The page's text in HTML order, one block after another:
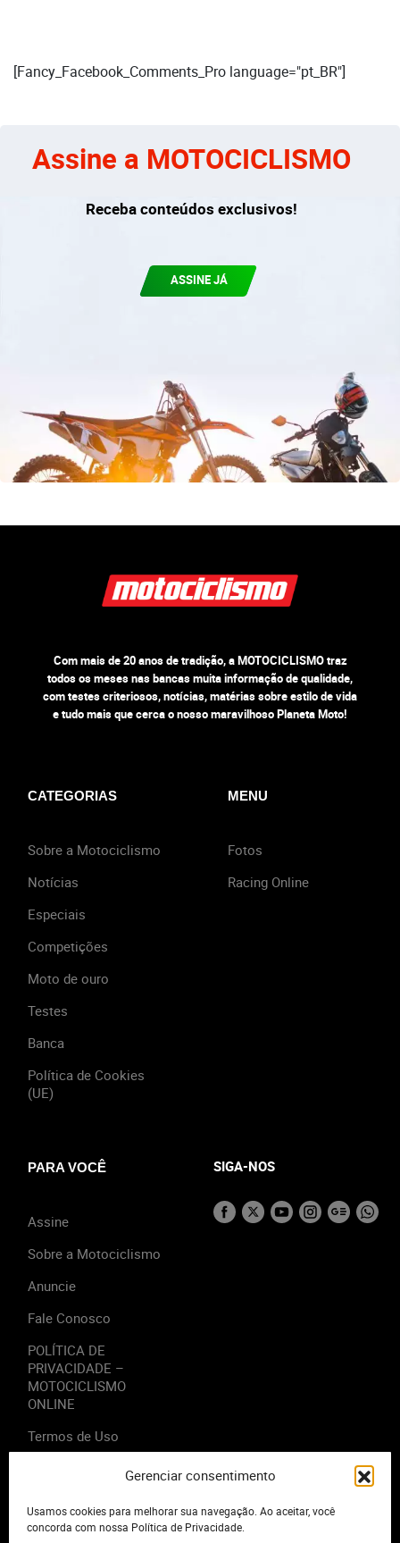
Gerenciar consentimento
Usamos cookies para melhorar sua navegação. Ao aceitar, você
concorda com nossa Política de Privacidade.
[Fancy_Facebook_Comments_Pro language="pt_BR"]
Assine a MOTOCICLISMO
Receba conteúdos exclusivos!
ASSINE JÁ
Com mais de 20 anos de tradição, a MOTOCICLISMO traz
todos os meses nas bancas muita informação de qualidade,
com testes criteriosos, notícias, matérias sobre estilo de vida
e tudo mais que cerca o nosso maravilhoso Planeta Moto!
CATEGORIAS
Sobre a Motociclismo
Notícias
Especiais
Competições
Moto de ouro
Testes
Banca
Política de Cookies
(UE)
MENU
Fotos
Racing Online
PARA VOCÊ
Assine
Sobre a Motociclismo
Anuncie
Fale Conosco
POLÍTICA DE
PRIVACIDADE –
MOTOCICLISMO
ONLINE
Termos de Uso
SIGA-NOS
2023 - Editora Motor Midia. Todos os direitos reservados.